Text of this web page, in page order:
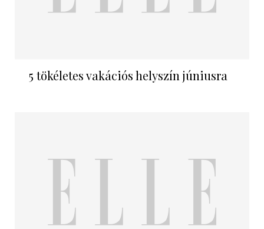
5 tökéletes vakációs helyszín júniusra